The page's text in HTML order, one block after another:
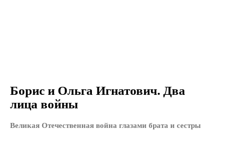
Борис и Ольга Игнатович. Два
лица войны
Великая Отечественная война глазами брата и сестры